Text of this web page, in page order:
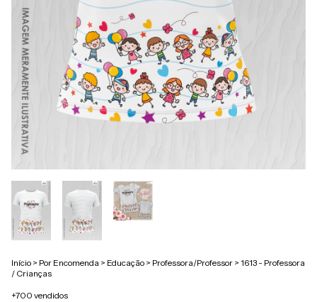
Início > Por Encomenda > Educação > Professora/Professor > 1613 - Professora
/ Crianças
+700 vendidos